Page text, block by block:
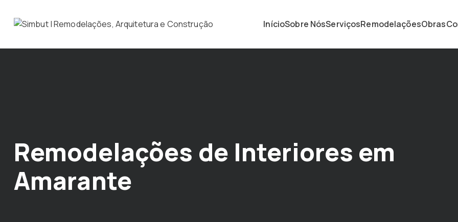
InícioSobre NósServiçosRemodelaçõesObras
Remodelações de Interiores em
Amarante